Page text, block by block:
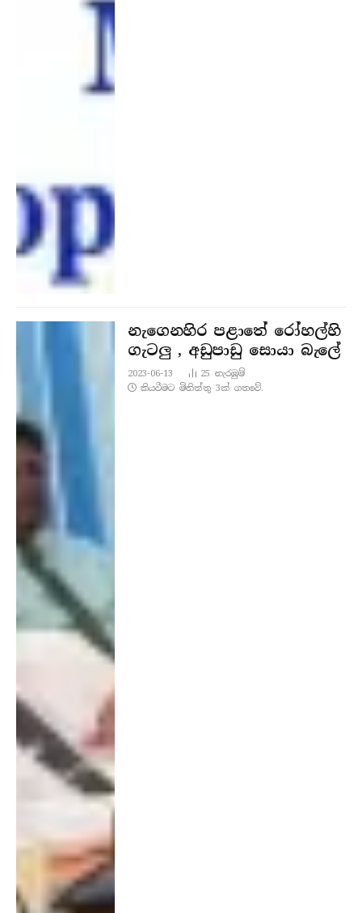
නැගෙනහිර පළාතේ රෝහල්හි
ගැටලු , අඩුපාඩු සොයා බැලේ
2023-06-13 25නැරඹු​ම්
කියවීමට මිනිත්තු 3ක් ගතවේ.